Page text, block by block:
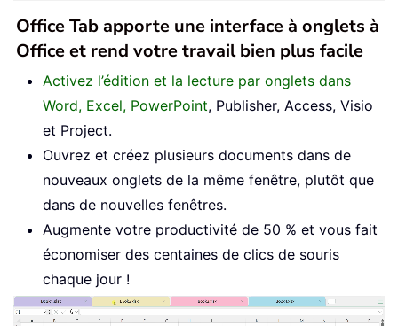
Office Tab apporte une interface à onglets à
Office et rend votre travail bien plus facile
Activez l’édition et la lecture par onglets dans
Word, Excel, PowerPoint, Publisher, Access, Visio
et Project.
Ouvrez et créez plusieurs documents dans de
nouveaux onglets de la même fenêtre, plutôt que
dans de nouvelles fenêtres.
Augmente votre productivité de 50 % et vous fait
économiser des centaines de clics de souris
chaque jour !